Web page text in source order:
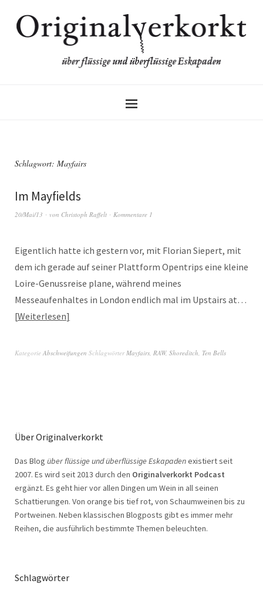
Schlagwort: Mayfairs
Im Mayfields
20/Mai/13 von Christoph Raffelt Kommentare 1
Eigentlich hatte ich gestern vor, mit Florian Siepert, mit
dem ich gerade auf seiner Plattform Opentrips eine kleine
Loire-Genussreise plane, während meines
Messeaufenhaltes in London endlich mal im Upstairs at…
Weiterlesen
Kategorie Abschweifungen Schlagwörter Mayfairs RAW, Shoreditch Ten Bells
Über Originalverkorkt
Das Blog über flüssige und überflüssige Eskapadenexistiert seit
2007. Es wird seit 2013 durch den Originalverkorkt Podcast
ergänzt. Es geht hier vor allen Dingen um Wein in all seinen
Schattierungen. Von orange bis tief rot, von Schaumweinen bis zu
Portweinen. Neben klassischen Blogposts gibt es immer mehr
Reihen, die ausführlich bestimmte Themen beleuchten.
Schlagwörter